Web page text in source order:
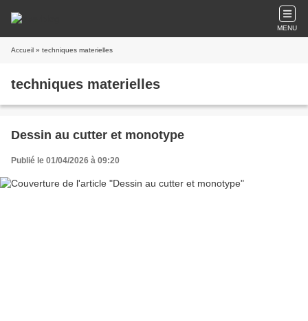
MENU
Accueil » techniques materielles
techniques materielles
Dessin au cutter et monotype
Publié le 01/04/2026 à 09:20